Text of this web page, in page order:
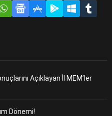
Açıklayan İl MEM’ler
Dönemi!